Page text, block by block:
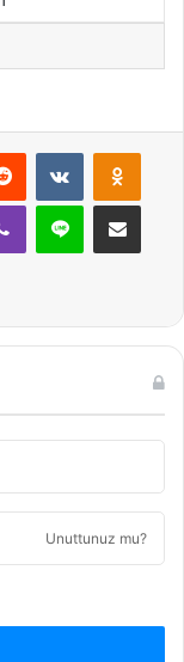
Reddit VKontakte
Viber Line E-Posta ile
Unuttunuz mu?